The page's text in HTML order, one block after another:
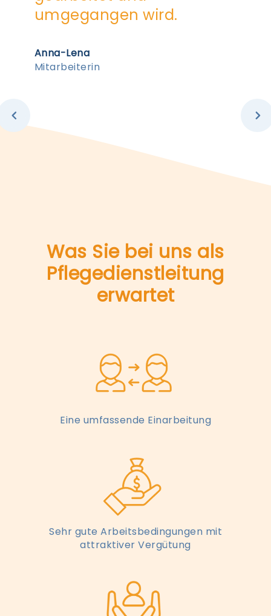
Slide 3 of 4.
Was Sie bei uns als
Pflegedienstleitung
erwartet
Eine umfassende Einarbeitung
Sehr gute Arbeitsbedingungen mit
attraktiver Vergütung